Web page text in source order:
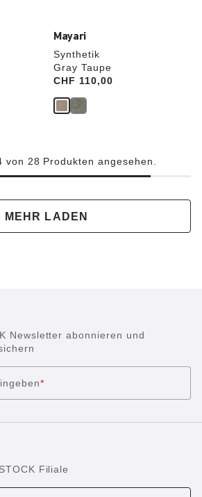
Mayari
Synthetik
Gray Taupe
Price:
CHF 110,00
von 28 Produkten angesehen.
MEHR LADEN
Newsletter abonnieren und
*
Filiale